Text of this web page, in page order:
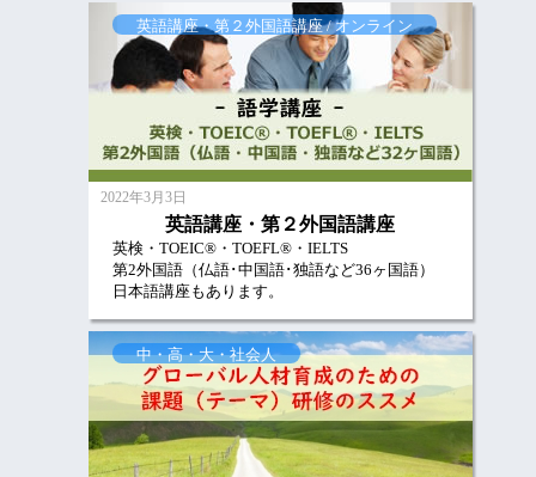
英語講座・第２外国語講座 / オンライン
2022年3月3日
英語講座・第２外国語講座
英検・TOEIC®・TOEFL®・IELTS
第2外国語（仏語･中国語･独語など36ヶ国語）
日本語講座もあります。
中・高・大・社会人